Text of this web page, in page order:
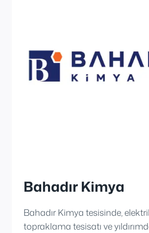
Bahadır Kimya
Bahadır Kimya tesisinde,
topraklama tesisatı ve